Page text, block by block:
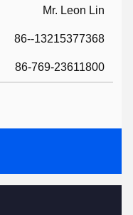
Mr. Leon Lin
86--13215377368
86-769-23611800